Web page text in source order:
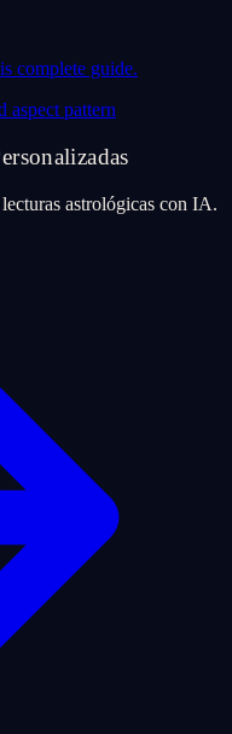
complete guide.
aspect pattern
astrológicas con IA.